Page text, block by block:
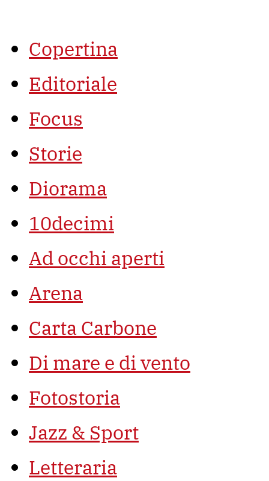
Copertina
Editoriale
Focus
Storie
Diorama
10decimi
Ad occhi aperti
Arena
Carta Carbone
Di mare e di vento
Fotostoria
Jazz & Sport
Letteraria